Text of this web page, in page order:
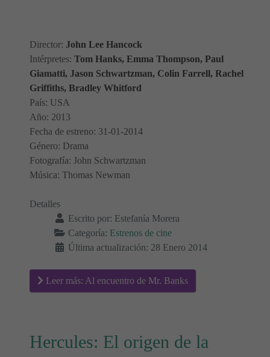
Director: John Lee Hancock
Intérpretes: Tom Hanks, Emma Thompson, Paul
Giamatti, Jason Schwartzman, Colin Farrell, Rachel
Griffiths, Bradley Whitford
País: USA
Año: 2013
Fecha de estreno: 31-01-2014
Género: Drama
Fotografía: John Schwartzman
Música: Thomas Newman
Detalles
Escrito por: Estefanía Morera
Categoría: Estrenos de cine
Última actualización: 28 Enero 2014
Leer más: Al encuentro de Mr. Banks
Hercules: El origen de la